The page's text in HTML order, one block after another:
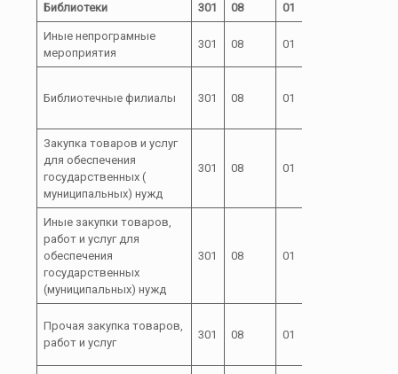
Библиотеки 301 08 01
Иные непрограмные
мероприятия
301 08 01
Библиотечные филиалы 301 08 01
Закупка товаров и услуг
для обеспечения
государственных (
муниципальных) нужд
301 08 01
Иные закупки товаров,
работ и услуг для
обеспечения
государственных
(муниципальных) нужд
301 08 01
Прочая закупка товаров,
работ и услуг
301 08 01